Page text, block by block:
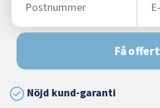
Få offert
Nöjd kund-garanti